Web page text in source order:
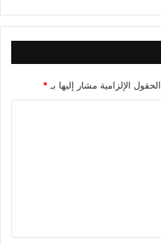
الحقول الإلزامية مشار إليها بـ*